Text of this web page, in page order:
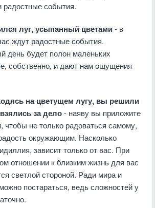
радостные события.
луг, усыпанный цветами- в
ждут радостные события.
день будет полон маленьких
собственно, и дают нам ощущения
на цветущем лугу, вы решили
за дело- наяву вы приложите
чтобы не только радоваться самому,
окружающим. Насколько
зависит только от вас. При
отношении к близким жизнь для вас
светлой стороной. Ради мира и
постараться, ведь сложностей у